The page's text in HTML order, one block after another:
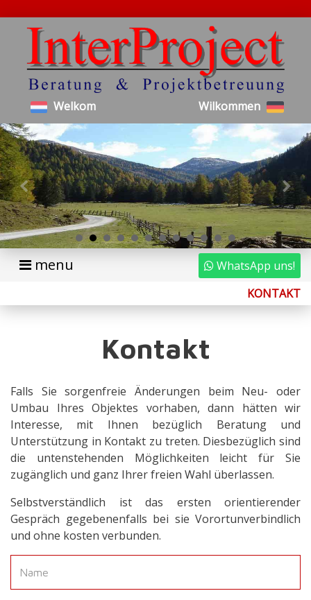
Welkom Wilkommen
menu
WhatsApp uns!
KONTAKT
Kontakt
Falls Sie sorgenfreie Änderungen beim Neu- oder
Umbau Ihres Objektes vorhaben, dann hätten wir
Interesse, mit Ihnen bezüglich Beratung und
Unterstützung in Kontakt zu treten. Diesbezüglich sind
die untenstehenden Möglichkeiten leicht für Sie
zugänglich und ganz Ihrer freien Wahl überlassen.
Selbstverständlich ist das ersten orientierender
Gespräch gegebenenfalls bei sie Vorortunverbindlich
und ohne kosten verbunden.